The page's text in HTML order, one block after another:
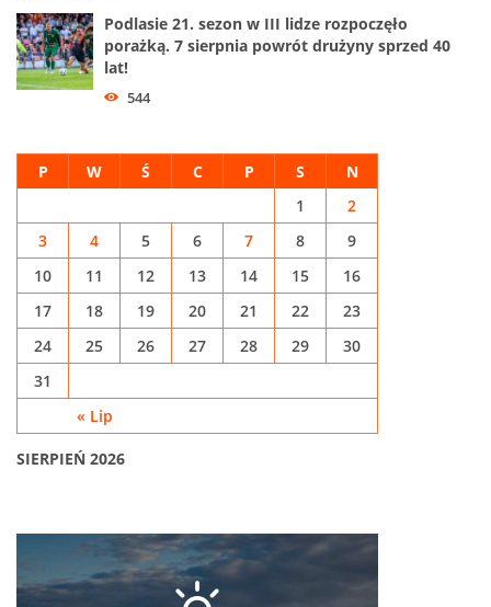
Podlasie 21. sezon w III lidze rozpoczęło
porażką. 7 sierpnia powrót drużyny sprzed 40
lat!
544
SIERPIEŃ 2026
P W Ś C P S N
« Lip
1
2
3
4 5 6 7 8
9
10
11 12 13 14 15
16
17
18 19 20 21 22
23
24
25 26 27 28 29
30
31